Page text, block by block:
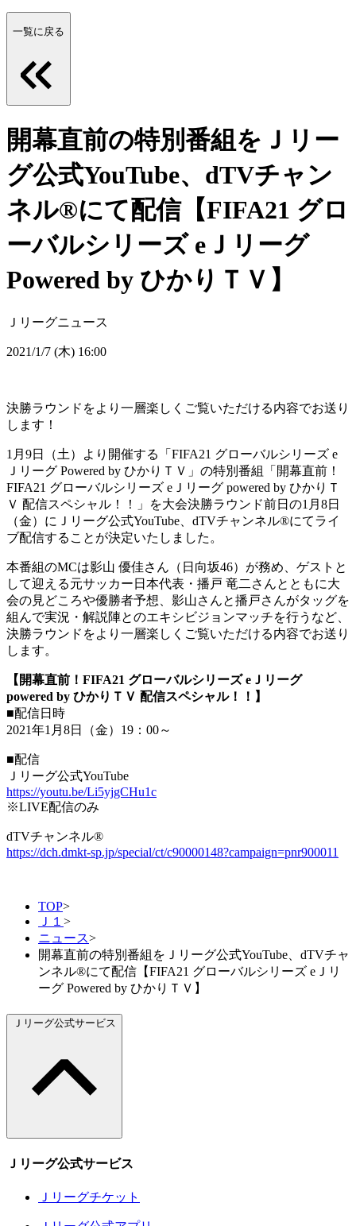
一覧に戻る
開幕直前の特別番組をＪリー
グ公式YouTube、dTVチャン
ネル®にて配信【FIFA21 グロ
ーバルシリーズ eＪリーグ
Powered by ひかりＴＶ】
Ｊリーグニュース
2021/1/7 (木) 16:00
決勝ラウンドをより一層楽しくご覧いただける内容でお送り
します！
1月9日（土）より開催する「FIFA21 グローバルシリーズ e
Ｊリーグ Powered by ひかりＴＶ」の特別番組「開幕直前！
FIFA21 グローバルシリーズ eＪリーグ powered by ひかりＴ
Ｖ 配信スペシャル！！」を大会決勝ラウンド前日の1月8日
（金）にＪリーグ公式YouTube、dTVチャンネル®にてライ
ブ配信することが決定いたしました。
本番組のMCは影山 優佳さん（日向坂46）が務め、ゲストと
して迎える元サッカー日本代表・播戸 竜二さんとともに大
会の見どころや優勝者予想、影山さんと播戸さんがタッグを
組んで実況・解説陣とのエキシビジョンマッチを行うなど、
決勝ラウンドをより一層楽しくご覧いただける内容でお送り
します。
【開幕直前！FIFA21 グローバルシリーズ eＪリーグ
powered by ひかりＴＶ 配信スペシャル！！】
■配信日時
2021年1月8日（金）19：00～
■配信
Ｊリーグ公式YouTube
https://youtu.be/Li5yjgCHu1c
※LIVE配信のみ
dTVチャンネル®
https://dch.dmkt-sp.jp/special/ct/c90000148?campaign=pnr900011
TOP>
Ｊ１ >
ニュース>
開幕直前の特別番組をＪリーグ公式YouTube、dTVチャ
ンネル®にて配信【FIFA21 グローバルシリーズ eＪリ
ーグ Powered by ひかりＴＶ】
Ｊリーグ公式サービス
Ｊリーグ公式サービス
Ｊリーグチケット